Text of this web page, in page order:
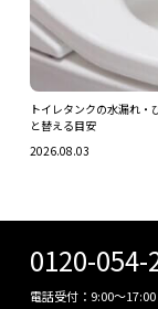
トイレタンクの水漏れ
と替える目安
2026.08.03
0120-054-
電話受付：9:00～